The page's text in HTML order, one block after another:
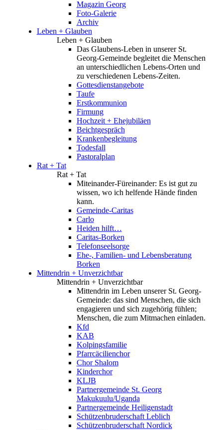
Magazin Georg
Foto-Galerie
Archiv
Leben + Glauben
Leben + Glauben
Das Glaubens-Leben in unserer St.
Georg-Gemeinde begleitet die Menschen
an unterschiedlichen Lebens-Orten und
zu verschiedenen Lebens-Zeiten.
Gottesdienstangebote
Taufe
Erstkommunion
Firmung
Hochzeit + Ehejubiläen
Beichtgespräch
Krankenbegleitung
Todesfall
Pastoralplan
Rat + Tat
Rat + Tat
Miteinander-Füreinander: Es ist gut zu
wissen, wo ich helfende Hände finden
kann.
Gemeinde-Caritas
Carlo
Heiden hilft…
Caritas-Borken
Telefonseelsorge
Ehe-, Familien- und Lebensberatung
Borken
Mittendrin + Unverzichtbar
Mittendrin + Unverzichtbar
Mittendrin im Leben unserer St. Georg-
Gemeinde: das sind Menschen, die sich
engagieren und sich zugehörig fühlen;
Menschen, die zum Mitmachen einladen.
Kfd
KAB
Kolpingsfamilie
Pfarrcäcilienchor
Chor Shalom
Kinderchor
KLJB
Partnergemeinde St. Georg
Makukuulu/Uganda
Partnergemeinde Heiligenstadt
Schützenbruderschaft Leblich
Schützenbruderschaft Nordick